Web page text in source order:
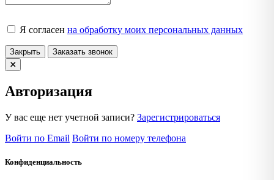
Я согласен на обработку моих персональных данных
Закрыть Заказать звонок
Авторизация
У вас еще нет учетной записи? Зарегистрироваться
Войти по Email Войти по номеру телефона
Конфиденциальность